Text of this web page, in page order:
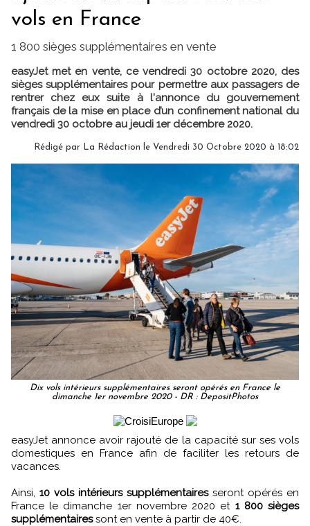
vols en France
1 800 sièges supplémentaires en vente
easyJet met en vente, ce vendredi 30 octobre 2020, des
sièges supplémentaires pour permettre aux passagers de
rentrer chez eux suite à l'annonce du gouvernement
français de la mise en place d’un confinement national du
vendredi 30 octobre au jeudi 1er décembre 2020.
Rédigé par La Rédaction le Vendredi 30 Octobre 2020 à 18:02
Dix vols intérieurs supplémentaires seront opérés en France le
dimanche 1er novembre 2020 - DR : DepositPhotos
easyJet annonce avoir rajouté de la capacité sur ses vols
domestiques en France afin de faciliter les retours de
vacances.
Ainsi, 10 vols intérieurs supplémentairesseront opérés en
France le dimanche 1er novembre 2020 et 1 800 sièges
supplémentairessont en vente à partir de 40€.